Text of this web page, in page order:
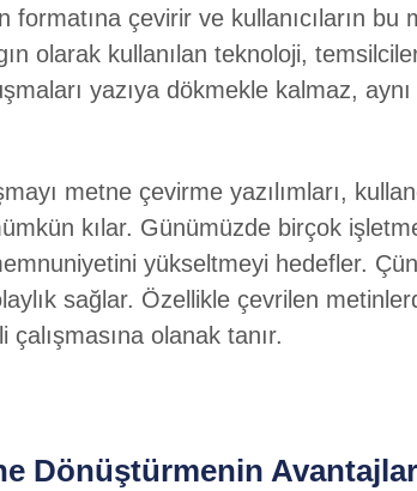
çevirir ve kullanıcıların bu
olarak kullanılan teknoloji,
yazıya dökmekle kalmaz,
metne çevirme yazılımları,
kılar. Günümüzde birçok
yükseltmeyi hedefler.
sağlar. Özellikle çevrilen
olanak tanır.
Dönüştürmenin